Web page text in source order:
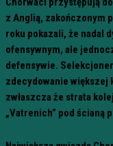
z Anglią, zakończonym
roku pokazali, że nadal
ofensywnym, ale
defensywie.
zdecydowanie większej
zwłaszcza że strata
„Vatrenich” pod ścianą